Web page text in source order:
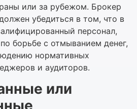
или за рубежом. Брокер
убедиться в том, что в
персонал,
борьбе с отмыванием денег,
нормативных
и аудиторов.
или